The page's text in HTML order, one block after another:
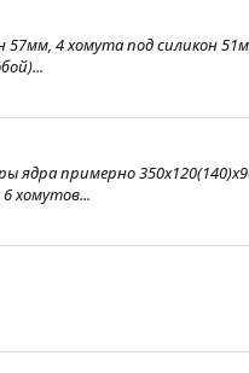
4 хомута под силикон
ядра примерно
хомутов...